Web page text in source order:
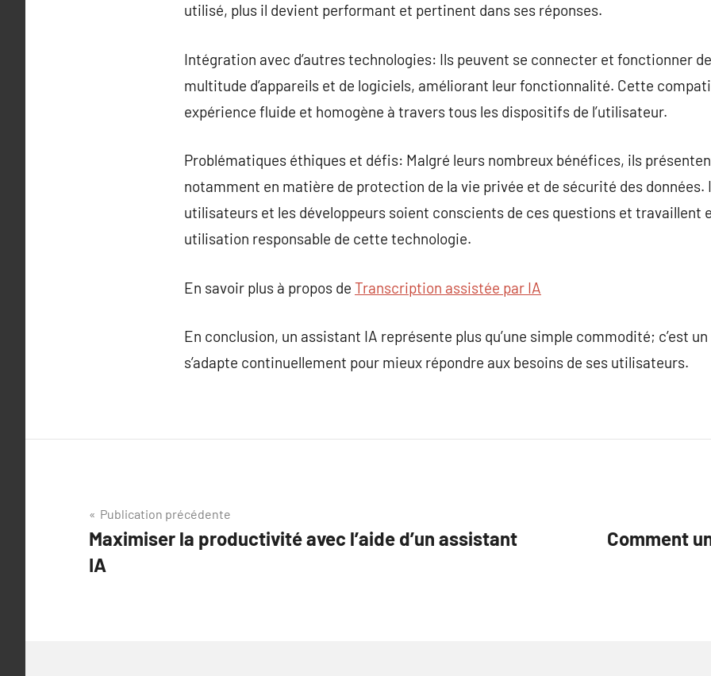
utilisé, plus il devient performant et pertinent dans ses réponses.
Intégration avec d’autres technologies: Ils peuvent se connecter et fonctionner
multitude d’appareils et de logiciels, améliorant leur fonctionnalité. Cette
expérience fluide et homogène à travers tous les dispositifs de l’utilisateur.
Problématiques éthiques et défis: Malgré leurs nombreux bénéfices, ils
notamment en matière de protection de la vie privée et de sécurité des données.
utilisateurs et les développeurs soient conscients de ces questions et travaillent
utilisation responsable de cette technologie.
En savoir plus à propos de Transcription assistée par IA
En conclusion, un assistant IA représente plus qu’une simple commodité; c’est
s’adapte continuellement pour mieux répondre aux besoins de ses utilisateurs.
Navigation
de
l’article
Publication précédente
Maximiser la productivité avec l’aide d’un assistant
IA
Comment